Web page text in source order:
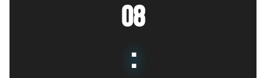
08
: